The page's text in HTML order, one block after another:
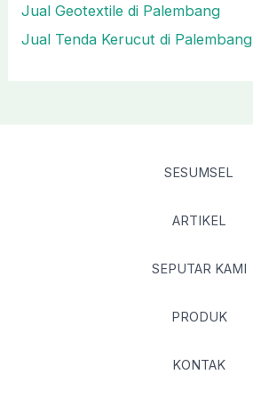
Jual Geotextile di Palembang
Jual Tenda Kerucut di Palembang
SESUMSEL
ARTIKEL
SEPUTAR KAMI
PRODUK
KONTAK